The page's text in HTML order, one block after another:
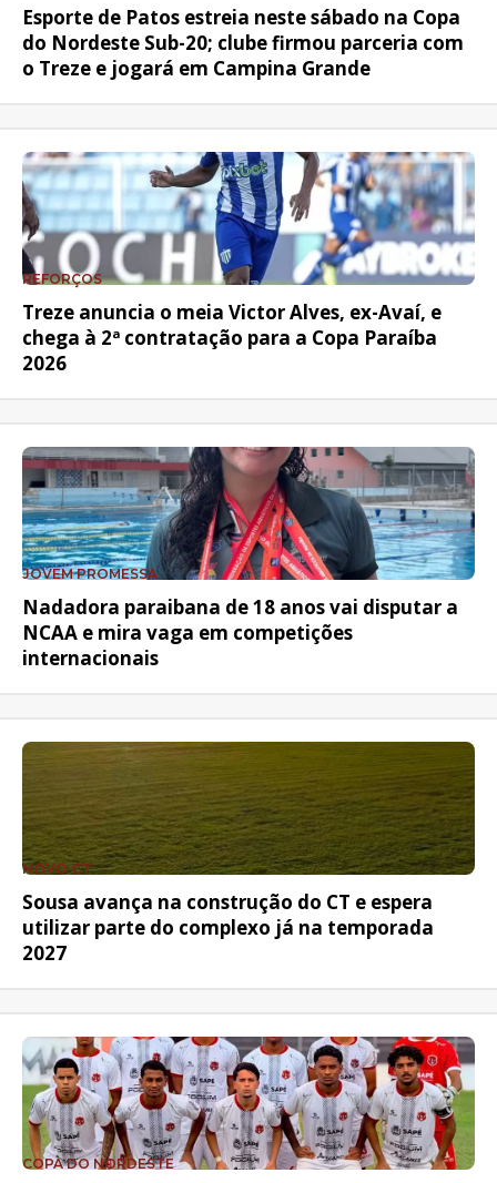
Esporte de Patos estreia neste sábado na Copa
do Nordeste Sub-20; clube firmou parceria com
o Treze e jogará em Campina Grande
REFORÇOS
Treze anuncia o meia Victor Alves, ex-Avaí, e
chega à 2ª contratação para a Copa Paraíba
2026
JOVEM PROMESSA
Nadadora paraibana de 18 anos vai disputar a
NCAA e mira vaga em competições
internacionais
NOVO CT
Sousa avança na construção do CT e espera
utilizar parte do complexo já na temporada
2027
COPA DO NORDESTE